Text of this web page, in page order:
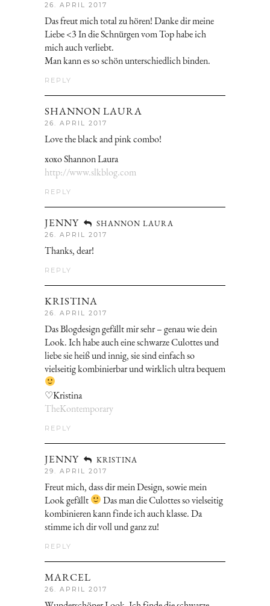
26. APRIL 2017
Das freut mich total zu hören! Danke dir meine
Liebe <3 In die Schnürgen vom Top habe ich
mich auch verliebt.
Man kann es so schön unterschiedlich binden.
REPLY
SHANNON LAURA
26. APRIL 2017
Love the black and pink combo!
xoxo Shannon Laura
http://www.slkblog.com
REPLY
JENNY SHANNON LAURA
26. APRIL 2017
Thanks, dear!
REPLY
KRISTINA
26. APRIL 2017
Das Blogdesign gefällt mir sehr – genau wie dein
Look. Ich habe auch eine schwarze Culottes und
liebe sie heiß und innig, sie sind einfach so
vielseitig kombinierbar und wirklich ultra bequem
♡Kristina
TheKontemporary
REPLY
JENNY KRISTINA
29. APRIL 2017
Freut mich, dass dir mein Design, sowie mein
Look gefällt
Das man die Culottes so vielseitig
kombinieren kann finde ich auch klasse. Da
stimme ich dir voll und ganz zu!
REPLY
MARCEL
26. APRIL 2017